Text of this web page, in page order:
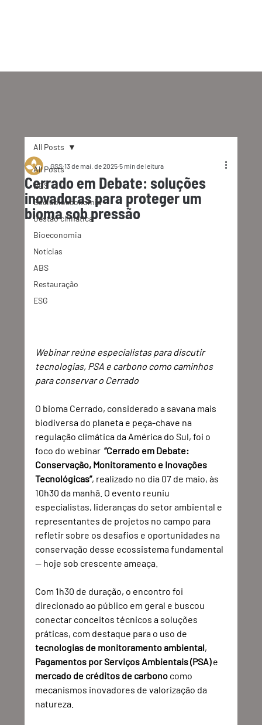
All Posts
NBS
Sociobioeconomia
Gestão climática
Bioeconomia
Notícias
ABS
Restauração
ESG
All Posts
Cerrado em Debate: soluções
inovadoras para proteger um
bioma sob pressão
GSS 13 de mai. de 2025 5 min de leitura
Webinar reúne especialistas para discutir
tecnologias, PSA e carbono como caminhos
para conservar o Cerrado
O bioma Cerrado, considerado a savana mais
biodiversa do planeta e peça-chave na
regulação climática da América do Sul, foi o
foco do webinar “Cerrado em Debate:
Conservação, Monitoramento e Inovações
Tecnológicas”, realizado no dia 07 de maio, às
10h30 da manhã. O evento reuniu
especialistas, lideranças do setor ambiental e
representantes de projetos no campo para
refletir sobre os desafios e oportunidades na
conservação desse ecossistema fundamental
— hoje sob crescente ameaça.
Com 1h30 de duração, o encontro foi
direcionado ao público em geral e buscou
conectar conceitos técnicos a soluções
práticas, com destaque para o uso de
tecnologias de monitoramento ambiental,
Pagamentos por Serviços Ambientais (PSA) e
mercado de créditos de carbono como
mecanismos inovadores de valorização da
natureza.